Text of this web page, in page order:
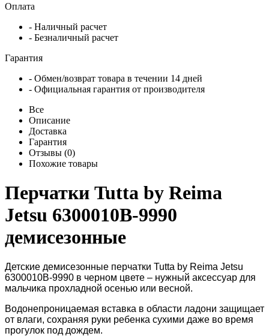
Оплата
- Наличный расчет
- Безналичный расчет
Гарантия
- Обмен/возврат товара в течении 14 дней
- Официальная гарантия от производителя
Все
Описание
Доставка
Гарантия
Отзывы (0)
Похожие товары
Перчатки Tutta by Reima
Jetsu 6300010B-9990
демисезонные
Детские демисезонные перчатки Tutta by Reima Jetsu
6300010B-9990 в черном цвете – нужный аксессуар для
мальчика прохладной осенью или весной.
Водонепроницаемая вставка в области ладони защищает
от влаги, сохраняя руки ребенка сухими даже во время
прогулок под дождем.